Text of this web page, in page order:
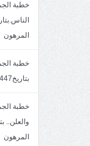
المرهون
بتاريخ6/2/1447.سماحة الشيخ مصطفى المرهون
المرهون